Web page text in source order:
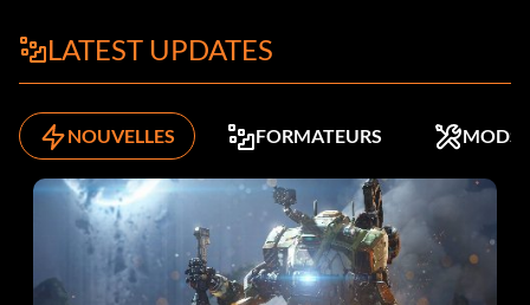
LATEST UPDATES
NOUVELLES FORMATEURS MODS